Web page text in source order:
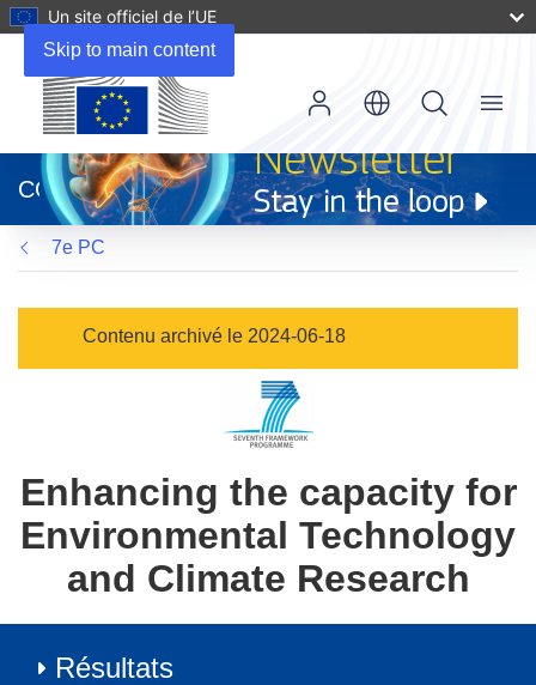
Skip to main content
Un site officiel de l’UE
dans
une
nouvelle
fenêtre)
CORDIS
Menu
7e PC
Contenu archivé le 2024-06-18
Enhancing the capacity for
Environmental Technology
and Climate Research
Résultats